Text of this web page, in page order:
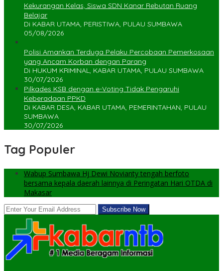
Kekurangan Kelas, Siswa SDN Kanar Rebutan Ruang
Belajar
Di KABAR UTAMA, PERISTIWA, PULAU SUMBAWA
05/08/2026
Polisi Amankan Terduga Pelaku Percobaan Pemerkosaan
yang Ancam Korban dengan Parang
Di HUKUM KRIMINAL, KABAR UTAMA, PULAU SUMBAWA
30/07/2026
Pilkades KSB dengan e-Voting Tidak Pengaruhi
Keberadaan PPKD
Di KABAR DESA, KABAR UTAMA, PEMERINTAHAN, PULAU
SUMBAWA
30/07/2026
Tag Populer
Wabup Sumbawa Hj Dewi Novianty tengah berfoto
bersama kepala daerah lainnya di Peringatan Hari OTDA di
Makasar